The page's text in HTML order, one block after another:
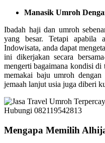
Manasik Umroh
Ibadah haji dan umroh
yang besar. Tetapi apabila
Indowisata, anda dapat
ini dikerjakan secara
mengerti bagaimana kondisi di
memakai baju umroh
jemaah lanjut usia juga diberi
Mengapa Memilih